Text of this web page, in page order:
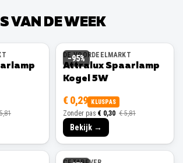
VAN DE WEEK
−95%
DE VOORDEELMARKT
Attralux Spaarlamp
Kogel 5W
€ 0,29 KLUSPAS
Zonder pas € 0,30 € 5,81
Bekijk →